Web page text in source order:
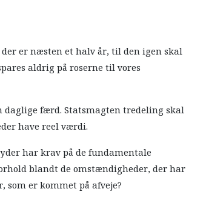
er næsten et halv år, til den igen skal
aldrig på roserne til vores
daglige færd. Statsmagten tredeling skal
have reel værdi.
har krav på de fundamentale
blandt de omstændigheder, der har
er kommet på afveje?